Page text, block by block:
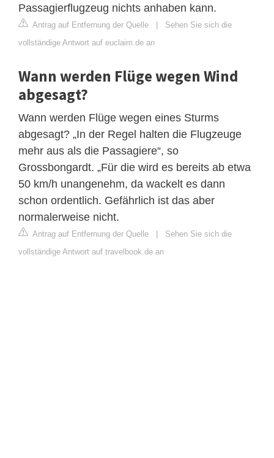
Passagierflugzeug nichts anhaben kann.
Antrag auf Entfernung der Quelle | Sehen Sie sich die
vollständige Antwort auf euclaim.de an
Wann werden Flüge wegen Wind
abgesagt?
Wann werden Flüge wegen eines Sturms
abgesagt? „In der Regel halten die Flugzeuge
mehr aus als die Passagiere“, so
Grossbongardt. „Für die wird es bereits ab etwa
50 km/h unangenehm, da wackelt es dann
schon ordentlich. Gefährlich ist das aber
normalerweise nicht.
Antrag auf Entfernung der Quelle | Sehen Sie sich die
vollständige Antwort auf travelbook.de an